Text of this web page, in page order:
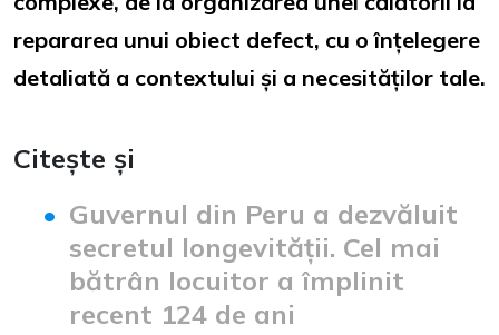
repararea unui obiect defect, cu o înțelegere
detaliată a contextului și a necesităților tale.
Citește și
Guvernul din Peru a dezvăluit
secretul longevității. Cel mai
bătrân locuitor a împlinit
recent 124 de ani